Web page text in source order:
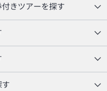
きツアーを探す